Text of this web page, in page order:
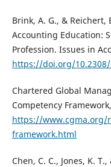
Brink, A. G., & Reichert,
Accounting Education:
Profession. Issues in
https://doi.org/10.2308/
Chartered Global
Competency
https://www.cgma.org/
framework.html
Chen, C. C., Jones, K.